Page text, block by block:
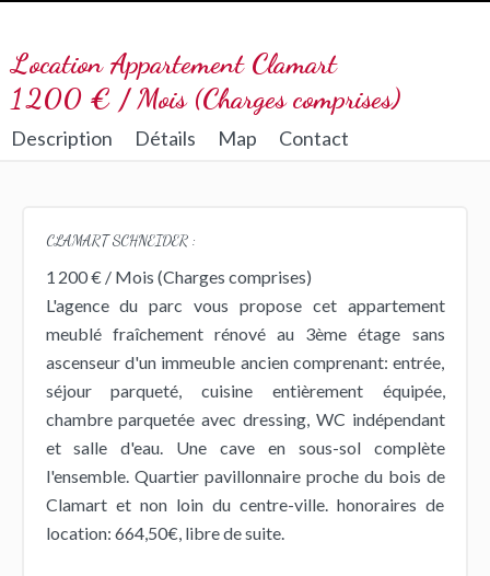
Location Appartement Clamart
1 200 € / Mois (Charges comprises)
Description Détails Map Contact
CLAMART SCHNEIDER :
1 200 € / Mois (Charges comprises)
L'agence du parc vous propose cet appartement
meublé fraîchement rénové au 3ème étage sans
ascenseur d'un immeuble ancien comprenant: entrée,
séjour parqueté, cuisine entièrement équipée,
chambre parquetée avec dressing, WC indépendant
et salle d'eau. Une cave en sous-sol complète
l'ensemble. Quartier pavillonnaire proche du bois de
Clamart et non loin du centre-ville. honoraires de
location: 664,50€, libre de suite.